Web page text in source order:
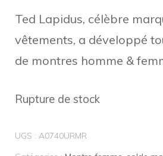
Ted Lapidus, célèbre
vêtements, a développé
de montres homme &
Rupture de stock
UGS : A0740URMR